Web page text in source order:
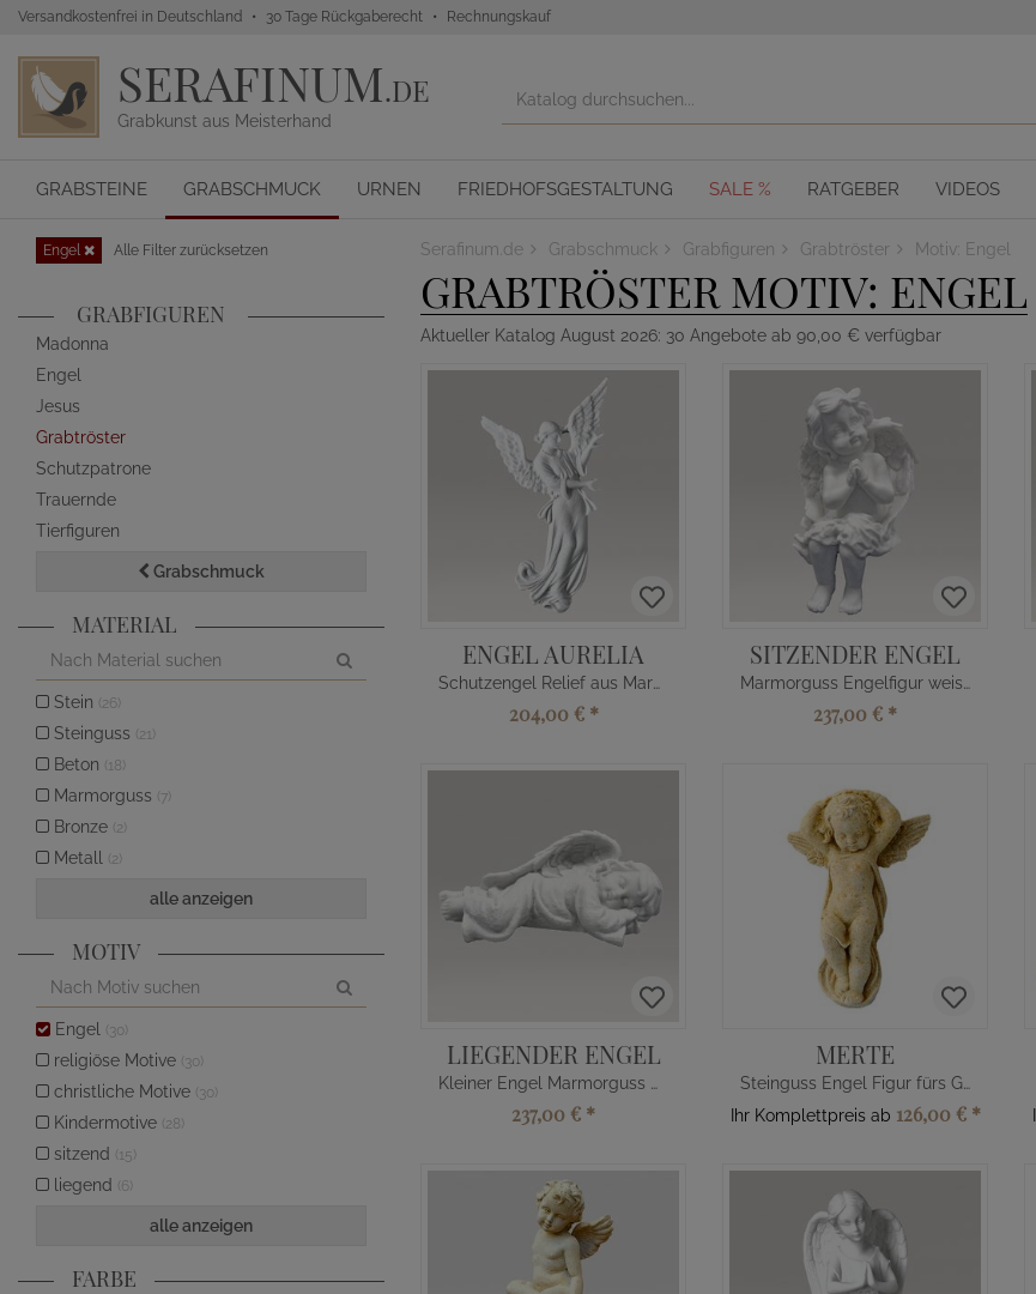
Versandkostenfrei in Deutschland 30 Tage Rückgaberecht Rechnungskauf
SERAFINUM.DE
Grabkunst aus Meisterhand
GRABSTEINE GRABSCHMUCK URNEN FRIEDHOFSGESTALTUNG SALE % RATGEBER VIDEOS
Serafinum.de Grabschmuck Grabfiguren Grabtröster Motiv: Engel
GRABTRÖSTER MOTIV: ENGEL
Aktueller Katalog August 2026: 30 Angebote ab 90,00 € verfügbar
ENGEL AURELIA
Schutzengel Relief aus Marmorguss
204,00 € *
SITZENDER ENGEL
Marmorguss Engelfigur weiss kaufen
237,00 € *
LIEGENDER ENGEL
Kleiner Engel Marmorguss Grabskulptur
237,00 € *
MERTE
Steinguss Engel Figur fürs Grab
Ihr Komplettpreis ab 126,00 € *
Engel Alle Filter zurücksetzen
GRABFIGUREN
Madonna
Engel
Jesus
Grabtröster
Schutzpatrone
Trauernde
Tierfiguren
Grabschmuck
MATERIAL
Stein (26)
Steinguss (21)
Beton (18)
Marmorguss (7)
Bronze (2)
Metall (2)
alle anzeigen
MOTIV
Engel (30)
religiöse Motive (30)
christliche Motive (30)
Kindermotive (28)
sitzend (15)
liegend (6)
alle anzeigen
FARBE